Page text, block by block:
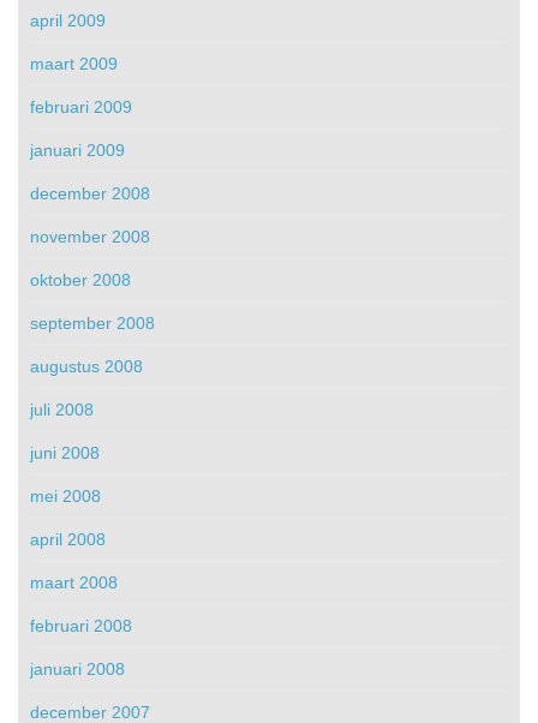
april 2009
maart 2009
februari 2009
januari 2009
december 2008
november 2008
oktober 2008
september 2008
augustus 2008
juli 2008
juni 2008
mei 2008
april 2008
maart 2008
februari 2008
januari 2008
december 2007